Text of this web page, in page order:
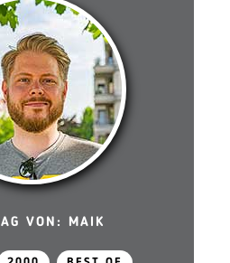
VON: MAIK